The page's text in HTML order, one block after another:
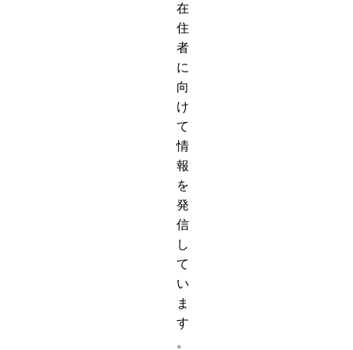
在
住
者
に
向
け
て
情
報
を
発
信
し
て
い
ま
す
。